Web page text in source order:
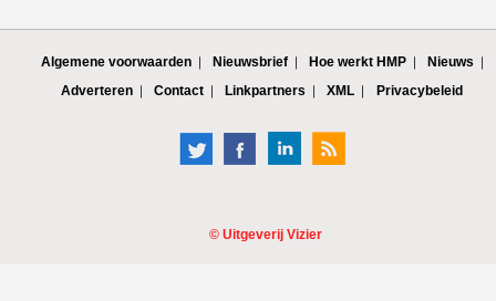
Algemene voorwaarden Nieuwsbrief Hoe werkt HMP
Nieuws
Adverteren
Contact Linkpartners XML Privacybeleid
© Uitgeverij Vizier